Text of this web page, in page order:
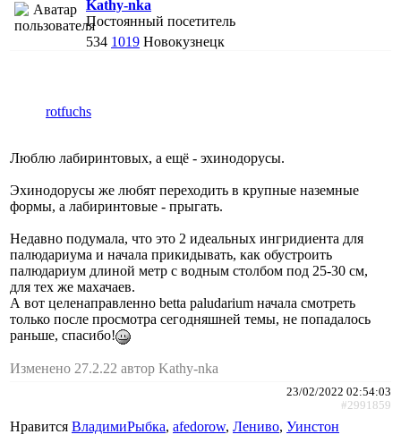
Kathy-nka
Постоянный посетитель
534 1019 Новокузнецк
rotfuchs
Люблю лабиринтовых, а ещё - эхинодорусы.
Эхинодорусы же любят переходить в крупные наземные
формы, а лабиринтовые - прыгать.
Недавно подумала, что это 2 идеальных ингридиента для
палюдариума и начала прикидывать, как обустроить
палюдариум длиной метр с водным столбом под 25-30 см,
для тех же махачаев.
А вот целенаправленно betta paludarium начала смотреть
только после просмотра сегодняшней темы, не попадалось
раньше, спасибо!
Изменено 27.2.22 автор Kathy-nka
23/02/2022 02:54:03
#2991859
Нравится ВладимиРыбка, afedorow, Лениво, Уинстон